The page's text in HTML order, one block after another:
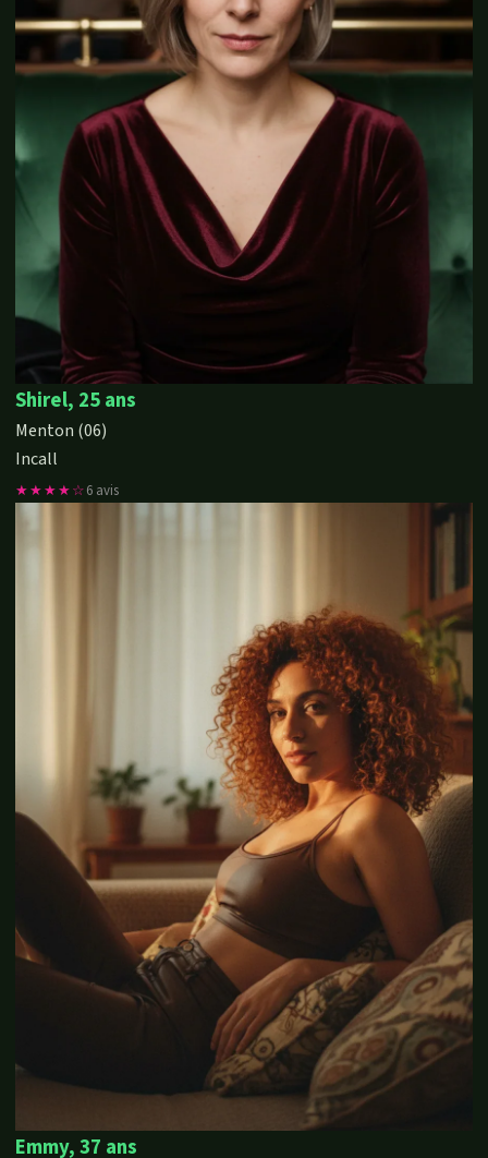
Shirel, 25 ans
Menton (06)
Incall
★★★★☆6 avis
Emmy, 37 ans